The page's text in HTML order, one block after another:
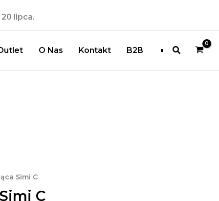
lipca.
O Nas Kontakt B2B Szukaj
Simi C
C